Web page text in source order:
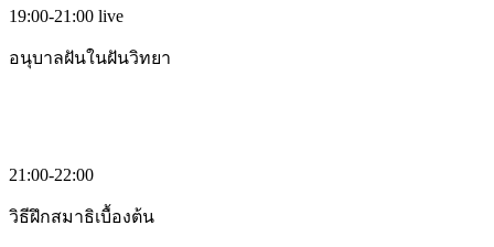
19:00-21:00 live
อนุบาลฝันในฝันวิทยา
21:00-22:00
วิธีฝึกสมาธิเบื้องต้น